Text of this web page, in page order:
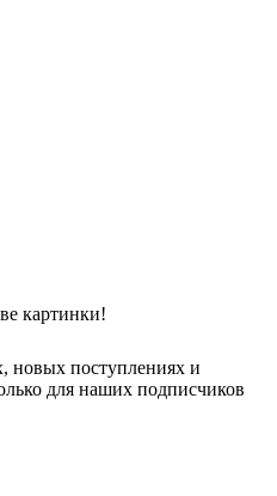
картинки!
новых поступлениях и
для наших подписчиков